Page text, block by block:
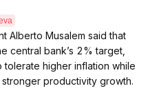
Alberto Musalem said that
central bank’s 2% target,
higher inflation while
productivity growth.